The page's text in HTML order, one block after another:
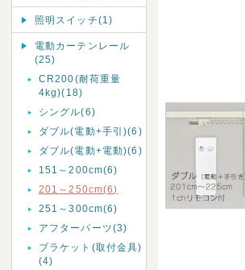
照明スイッチ(1)
電動カーテンレール
(25)
CR200(耐荷重量
4kg)(18)
シングル(6)
ダブル(電動+手引)(6)
ダブル(電動+電動)(6)
151～200cm(6)
201～250cm(6)
251～300cm(6)
アフターパーツ(3)
ブラケット(取付金具)
(4)